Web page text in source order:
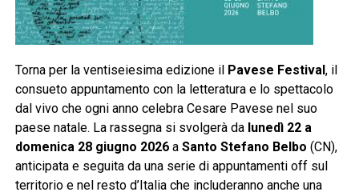
Torna per la ventiseiesima edizione il Pavese Festival , il
consueto appuntamento con la letteratura e lo spettacolo
dal vivo che ogni anno celebra Cesare Pavese nel suo
paese natale. La rassegna si svolgerà da lunedì 22 a
domenica 28 giugno 2026a Santo Stefano Belbo (CN),
anticipata e seguita da una serie di appuntamenti off sul
territorio e nel resto d’Italia che includeranno anche una